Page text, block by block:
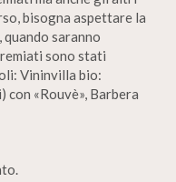
bisogna aspettare la
saranno
sono stati
Vininvilla bio:
con «Rouvè», Barbera